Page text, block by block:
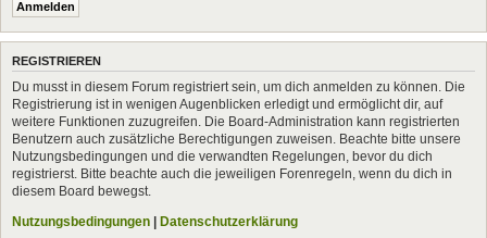
REGISTRIEREN
Du musst in diesem Forum registriert sein, um dich anmelden zu können. Die
Registrierung ist in wenigen Augenblicken erledigt und ermöglicht dir, auf
weitere Funktionen zuzugreifen. Die Board-Administration kann registrierten
Benutzern auch zusätzliche Berechtigungen zuweisen. Beachte bitte unsere
Nutzungsbedingungen und die verwandten Regelungen, bevor du dich
registrierst. Bitte beachte auch die jeweiligen Forenregeln, wenn du dich in
diesem Board bewegst.
Nutzungsbedingungen | Datenschutzerklärung